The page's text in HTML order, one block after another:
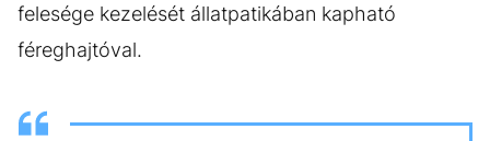
felesége kezelését állatpatikában kapható
féreghajtóval.